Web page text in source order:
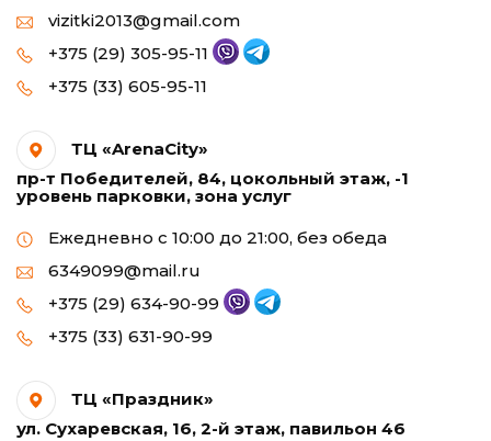
vizitki2013@gmail.com
+375 (29) 305-95-11
+375 (33) 605-95-11
ТЦ «ArenaCity»
пр-т Победителей, 84, цокольный этаж, -1
уровень парковки, зона услуг
Ежедневно с 10:00 до 21:00, без обеда
6349099@mail.ru
+375 (29) 634-90-99
+375 (33) 631-90-99
ТЦ «Праздник»
ул. Сухаревская, 16, 2-й этаж, павильон 46